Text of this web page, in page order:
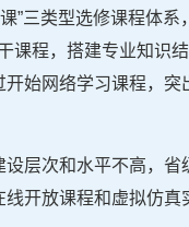
”三类型选修课程体
课程，搭建专业知识
始网络学习课程，
层次和水平不高，
开放课程和虚拟仿